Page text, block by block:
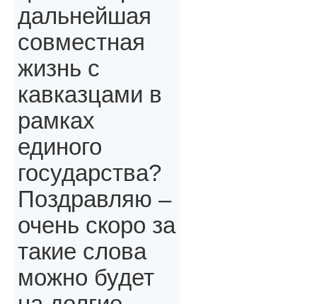
дальнейшая
совместная
жизнь с
кавказцами в
рамках
единого
государства?
Поздравляю –
очень скоро за
такие слова
можно будет